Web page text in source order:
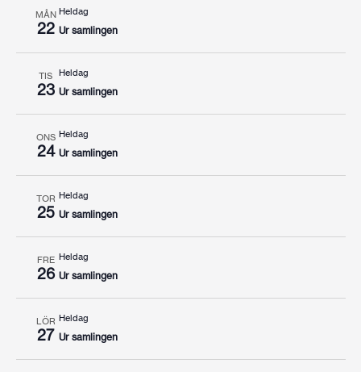
MÅN
22
Heldag
Ur samlingen
TIS
23
Heldag
Ur samlingen
ONS
24
Heldag
Ur samlingen
TOR
25
Heldag
Ur samlingen
FRE
26
Heldag
Ur samlingen
LÖR
27
Heldag
Ur samlingen